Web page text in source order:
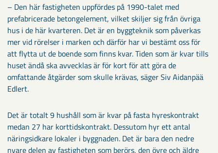
– Den här fastigheten uppfördes på 1990-talet med
prefabricerade betongelement, vilket skiljer sig från övriga
hus i de här kvarteren. Det är en byggteknik som påverkas
mer vid rörelser i marken och därför har vi bestämt oss för
att flytta ut de boende som finns kvar. Tiden som är kvar tills
huset ändå ska avvecklas är för kort för att göra de
omfattande åtgärder som skulle krävas, säger Siv Aidanpää
Edlert.
Det är totalt 9 hushåll som är kvar på fasta hyreskontrakt
medan 27 har korttidskontrakt. Dessutom hyr ett antal
näringsidkare lokaler i byggnaden. Det är bara den nedre
nyare delen av fastigheten som berörs, den övre och äldre